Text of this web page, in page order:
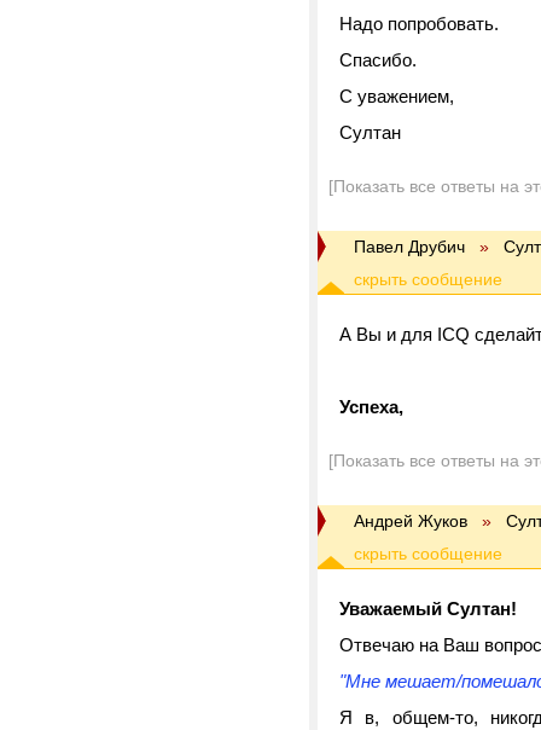
Надо попробовать.
Спасибо.
С уважением,
Султан
[Показать все ответы на
Павел Друбич »
А Вы и для ICQ
Успеха,
[Показать все ответы на
Андрей Жуков »
Уважаемый Султан!
Отвечаю на Ваш
"Мне мешает/
Я в, общем-то,